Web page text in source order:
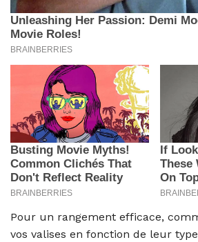
Pour un rangement efficace,
vos valises en fonction de leur